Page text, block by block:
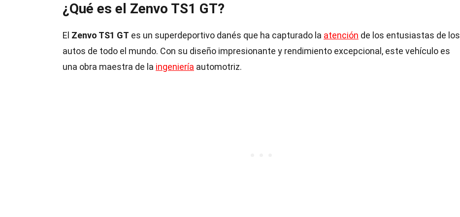
¿Qué es el Zenvo TS1 GT?
El Zenvo TS1 GT es un superdeportivo danés que ha capturado la atención de los entusiastas de los
autos de todo el mundo. Con su diseño impresionante y rendimiento excepcional, este vehículo es
una obra maestra de la ingeniería automotriz.